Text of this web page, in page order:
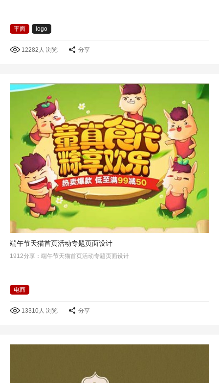
平面 logo
12282人 浏览 分享
端午节天猫首页活动专题页面设计
1912分享：端午节天猫首页活动专题页面设计
电商
13310人 浏览 分享